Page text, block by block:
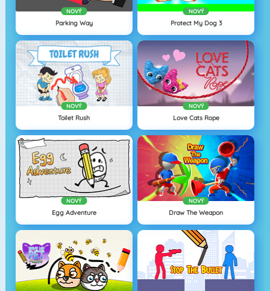
NOVÝ
Parking Way
NOVÝ
Protect My Dog 3
NOVÝ
Toilet Rush
NOVÝ
Love Cats Rope
NOVÝ
Egg Adventure
NOVÝ
Draw The Weapon